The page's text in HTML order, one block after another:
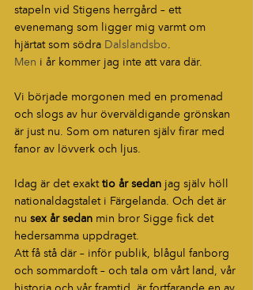
stapeln vid Stigens herrgård – ett
evenemang som ligger mig varmt om
hjärtat som södra Dalslandsbo.
Men i år kommer jag inte att vara där.
Vi började morgonen med en promenad
och slogs av hur överväldigande grönskan
är just nu. Som om naturen själv firar med
fanor av lövverk och ljus.
Idag är det exakt tio år sedan jag själv höll
nationaldagstalet i Färgelanda. Och det är
nu sex år sedan min bror Sigge fick det
hedersamma uppdraget.
Att få stå där – inför publik, blågul fanborg
och sommardoft – och tala om vårt land, vår